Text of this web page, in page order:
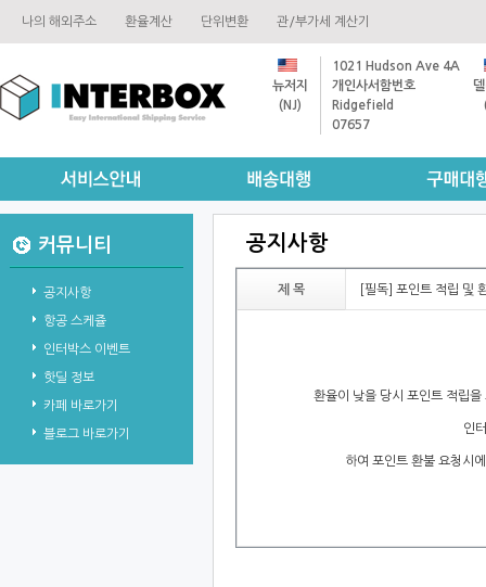
나의해외주소 환율계산 단위변환 관/부가세계산기
뉴저지
(NJ)
1021HudsonAve4A
개인사서함번호
Ridgefield
07657
커뮤니티
공지사항
항공스케쥴
인터박스이벤트
핫딜정보
카페바로가기
블로그바로가기
공지사항
제목 [필독]포인트적립및
환율이낮을당시포인트적립을
인
하여포인트환불요청시